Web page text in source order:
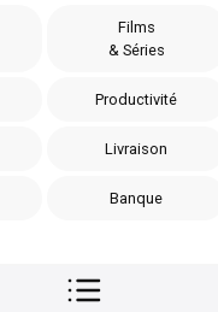
Films
& Séries
Productivité
Livraison
Banque